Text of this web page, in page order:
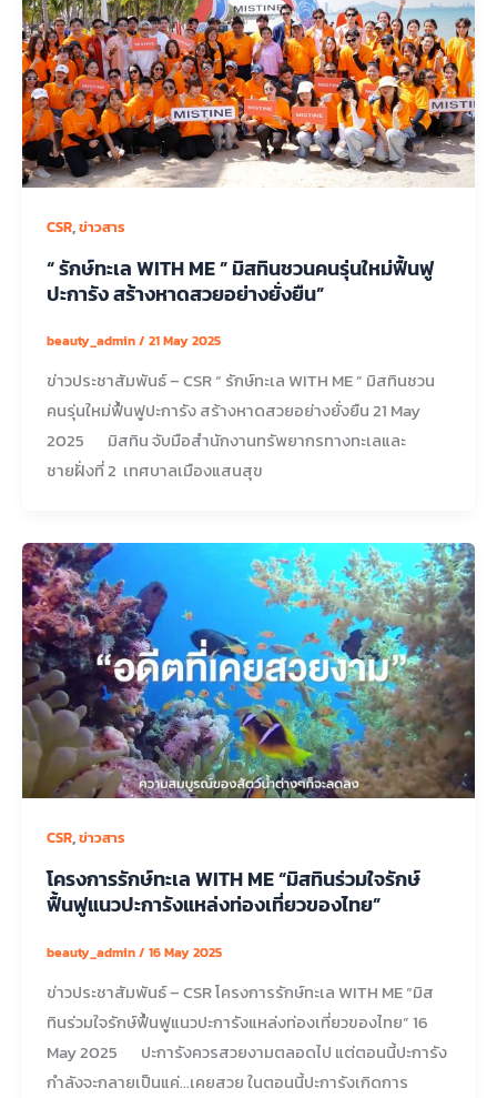
CSR,ข่าวสาร
“ รักษ์ทะเล WITH ME ” มิสทินชวนคนรุ่นใหม่ฟื้นฟู
ปะการัง สร้างหาดสวยอย่างยั่งยืน”
beauty_admin/ 21 May 2025
ข่าวประชาสัมพันธ์ – CSR “ รักษ์ทะเล WITH ME ” มิสทินชวน
คนรุ่นใหม่ฟื้นฟูปะการัง สร้างหาดสวยอย่างยั่งยืน 21 May
2025 มิสทิน จับมือสำนักงานทรัพยากรทางทะเลและ
ชายฝั่งที่ 2 เทศบาลเมืองแสนสุข
CSR,ข่าวสาร
โครงการรักษ์ทะเล WITH ME “มิสทินร่วมใจรักษ์
ฟื้นฟูแนวปะการังแหล่งท่องเที่ยวของไทย”
beauty_admin/ 16 May 2025
ข่าวประชาสัมพันธ์ – CSR โครงการรักษ์ทะเล WITH ME “มิส
ทินร่วมใจรักษ์ฟื้นฟูแนวปะการังแหล่งท่องเที่ยวของไทย” 16
May 2025 ปะการังควรสวยงามตลอดไป แต่ตอนนี้ปะการัง
กำลังจะกลายเป็นแค่…เคยสวย ในตอนนี้ปะการังเกิดการ